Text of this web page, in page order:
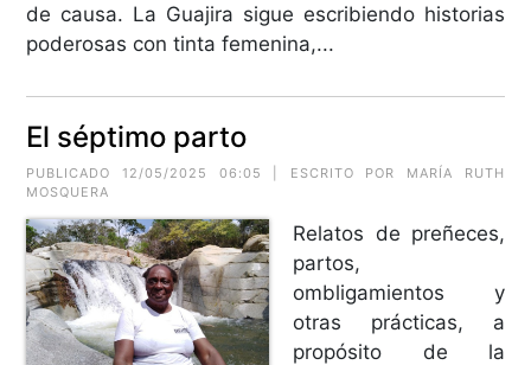
de causa. La Guajira sigue escribiendo historias
poderosas con tinta femenina,...
El séptimo parto
PUBLICADO 12/05/2025 06:05 | ESCRITO POR MARÍA RUTH
MOSQUERA
Relatos de preñeces,
partos,
ombligamientos y
otras prácticas, a
propósito de la